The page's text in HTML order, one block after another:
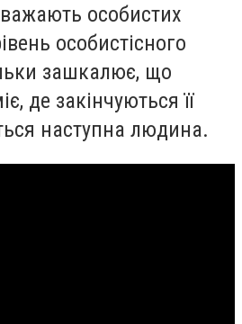
особистих
особистісного
зашкалює, що
де закінчуються її
наступна людина.